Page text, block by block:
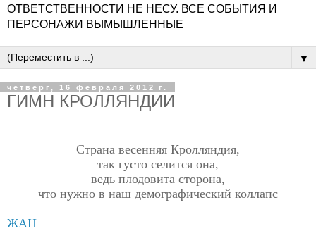
ОТВЕТСТВЕННОСТИ НЕ НЕСУ. ВСЕ СОБЫТИЯ И
ПЕРСОНАЖИ ВЫМЫШЛЕННЫЕ
▼
четверг, 16 февраля 2012 г.
ГИМН КРОЛЛЯНДИИ
Страна весенняя Кролляндия,
так густо селится она,
ведь плодовита сторона,
что нужно в наш демографический коллапс
ЖАН